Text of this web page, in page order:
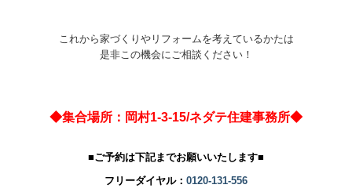
これから家づくりやリフォームを考えているかたは
是非この機会にご相談ください！
◆集合場所：岡村1-3-15/ネダテ住建事務所◆
■ご予約は下記までお願いいたします■
フリーダイヤル： 0120-131-556